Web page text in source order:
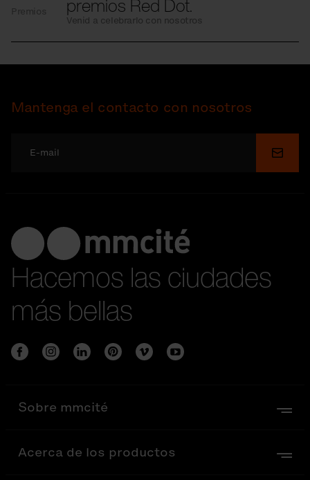
Premios premios Red Dot.
Venid a celebrarlo con nosotros
Mantenga el contacto con nosotros
Enviar
Hacemos las ciudades
más bellas
Sobre mmcité
Acerca de los productos